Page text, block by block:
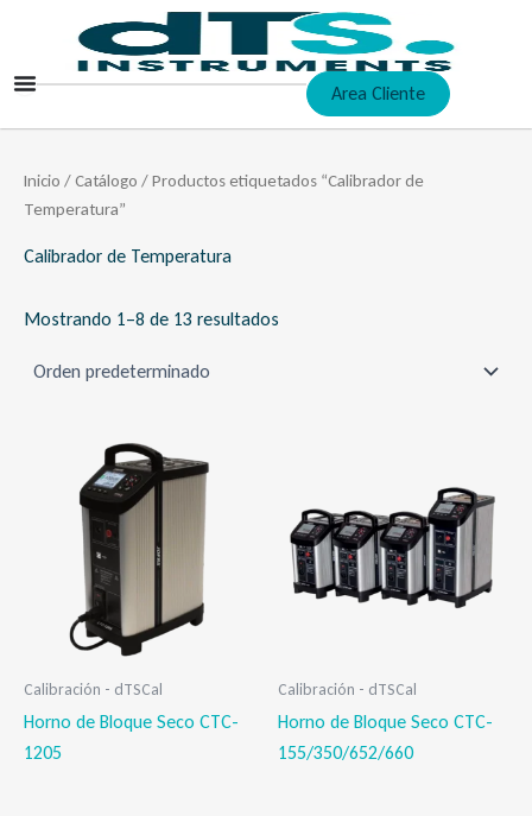
contenido
Area Cliente
Inicio /Catálogo / Productos etiquetados “Calibrador de
Temperatura”
Calibrador de Temperatura
Mostrando 1–8 de 13 resultados
Calibración - dTSCal
Horno de Bloque Seco CTC-
1205
Calibración - dTSCal
Horno de Bloque Seco CTC-
155/350/652/660